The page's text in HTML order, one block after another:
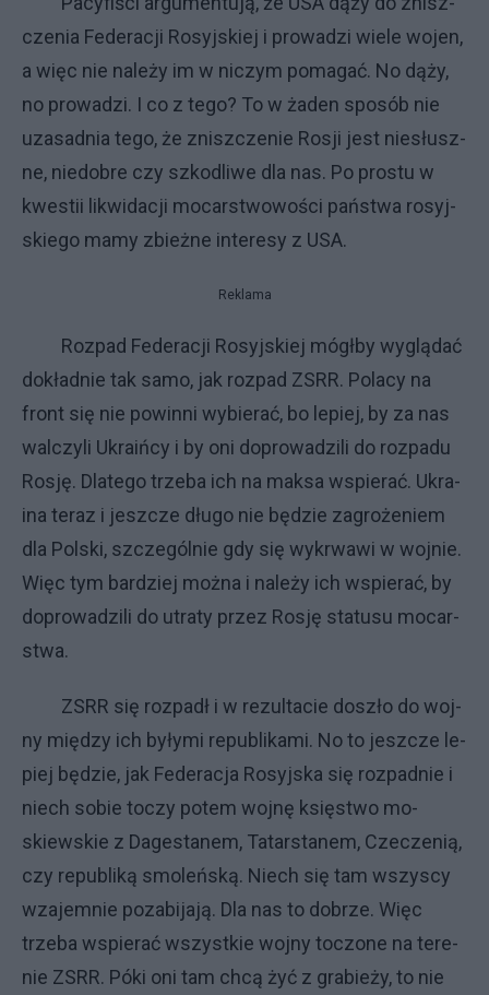
cze­nia Fe­de­ra­cji Ro­syj­skiej i pro­wa­dzi wie­le wo­jen,
a więc nie na­le­ży im w ni­czym po­ma­gać. No dą­ży,
no pro­wa­dzi. I co z te­go? To w ża­den spo­sób nie
uza­sad­nia te­go, że znisz­cze­nie Ro­sji je­st nie­słusz­
ne, nie­do­bre czy szko­dli­we dla nas. Po pro­stu w
kwe­stii li­kwi­da­cji mo­car­stwo­wo­ści pań­stwa ro­syj­
skie­go ma­my zbież­ne in­te­re­sy z USA.
Reklama
Roz­pad Fe­de­ra­cji Ro­syj­skiej mógł­by wy­glą­dać
do­kład­nie tak sa­mo, jak roz­pad ZSRR. Po­la­cy na
front się nie po­win­ni wy­bie­rać, bo le­piej, by za nas
wal­czy­li Ukra­iń­cy i by oni do­pro­wa­dzi­li do roz­pa­du
Ro­sję. Dla­te­go trze­ba ich na mak­sa wspie­rać. Ukra­
ina te­raz i jesz­cze dłu­go nie bę­dzie za­gro­że­niem
dla Pol­ski, szcze­gól­nie gdy się wy­krwa­wi w woj­nie.
Więc tym bar­dziej moż­na i na­le­ży ich wspie­rać, by
do­pro­wa­dzi­li do utra­ty przez Ro­sję sta­tu­su mo­car­
stwa.
ZSRR się roz­pa­dł i w re­zul­ta­cie do­szło do woj­
ny mię­dzy ich by­ły­mi re­pu­bli­ka­mi. No to jesz­cze le­
piej bę­dzie, jak Fe­de­ra­cja Ro­syj­ska się roz­pad­nie i
nie­ch so­bie to­czy po­tem woj­nę księ­stwo mo­
skiew­skie z Da­ge­sta­nem, Tatarstanem, Cze­cze­nią,
czy re­pu­bli­ką smo­leń­ską. Nie­ch się tam wszy­scy
wza­jem­nie po­za­bi­ja­ją. Dla nas to do­brze. Więc
trze­ba wspie­rać wszyst­kie woj­ny to­czo­ne na te­re­
nie ZSRR. Pó­ki oni tam chcą żyć z gra­bie­ży, to nie